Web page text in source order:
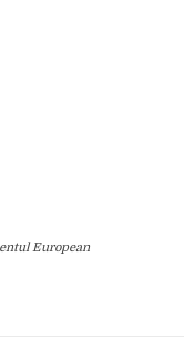
European